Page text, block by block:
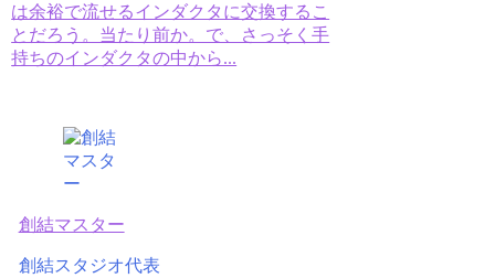
は余裕で流せるインダクタに交換するこ
とだろう。当たり前か。で、さっそく手
持ちのインダクタの中から...
創結マスター
創結スタジオ代表